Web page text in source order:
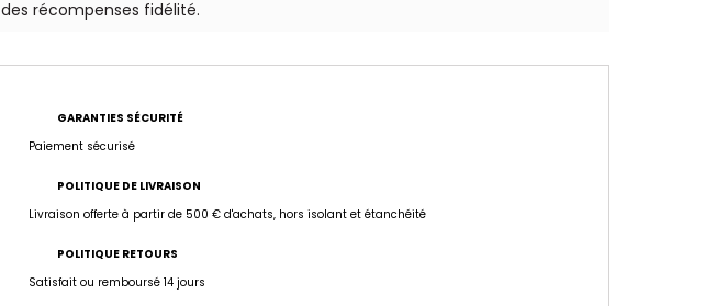
des récompenses fidélité.
GARANTIES SÉCURITÉ
Paiement sécurisé
POLITIQUE DE LIVRAISON
Livraison offerte à partir de 500 € d'achats, hors isolant et étanchéité
POLITIQUE RETOURS
Satisfait ou remboursé 14 jours